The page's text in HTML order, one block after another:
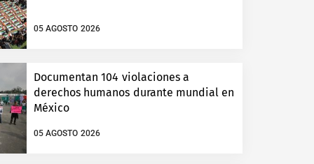
05 AGOSTO 2026
Documentan 104 violaciones a
derechos humanos durante mundial en
México
05 AGOSTO 2026